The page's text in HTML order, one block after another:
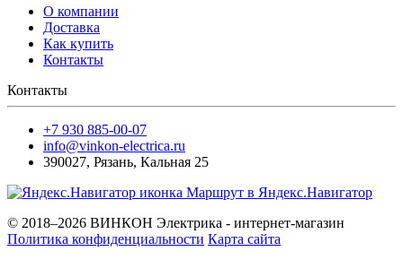
О компании
Доставка
Как купить
Контакты
Контакты
+7 930 885-00-07
info@vinkon-electrica.ru
390027, Рязань, Кальная 25
Маршрут в Яндекс.Навигатор
© 2018–2026 ВИНКОН Электрика - интернет-магазин
Политика конфиденциальности Карта сайта